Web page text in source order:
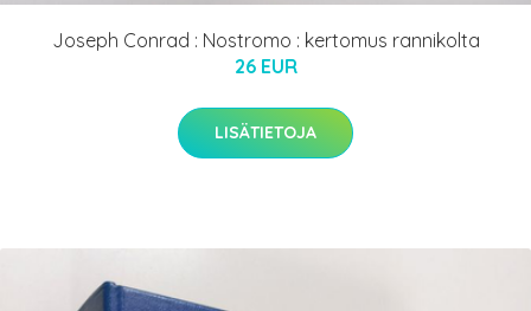
Joseph Conrad : Nostromo : kertomus rannikolta
26 EUR
LISÄTIETOJA